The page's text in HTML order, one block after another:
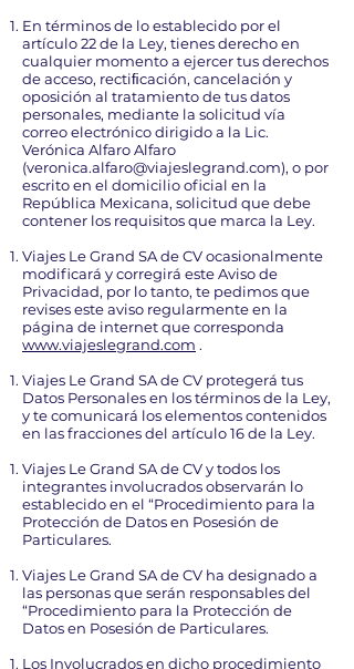
En términos de lo establecido por el
artículo 22 de la Ley, tienes derecho en
cualquier momento a ejercer tus derechos
de acceso, rectiﬁcación, cancelación y
oposición al tratamiento de tus datos
personales, mediante la solicitud vía
correo electrónico dirigido a la Lic.
Verónica Alfaro Alfaro
(veronica.alfaro@viajeslegrand.com), o por
escrito en el domicilio oficial en la
República Mexicana, solicitud que debe
contener los requisitos que marca la Ley.
Viajes Le Grand SA de CV ocasionalmente
modificará y corregirá este Aviso de
Privacidad, por lo tanto, te pedimos que
revises este aviso regularmente en la
página de internet que corresponda
www.viajeslegrand.com .
Viajes Le Grand SA de CV protegerá tus
Datos Personales en los términos de la Ley,
y te comunicará los elementos contenidos
en las fracciones del artículo 16 de la Ley.
Viajes Le Grand SA de CV y todos los
integrantes involucrados observarán lo
establecido en el “Procedimiento para la
Protección de Datos en Posesión de
Particulares.
Viajes Le Grand SA de CV ha designado a
las personas que serán responsables del
“Procedimiento para la Protección de
Datos en Posesión de Particulares.
Los Involucrados en dicho procedimiento